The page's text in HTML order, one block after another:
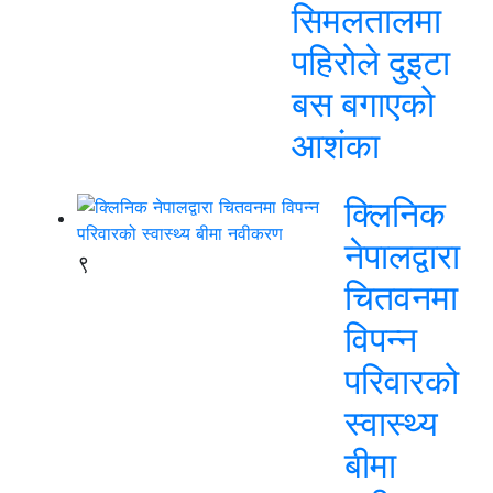
सिमलतालमा
पहिरोले दुइटा
बस बगाएको
आशंका
९
क्लिनिक
नेपालद्वारा
चितवनमा
विपन्न
परिवारको
स्वास्थ्य
बीमा